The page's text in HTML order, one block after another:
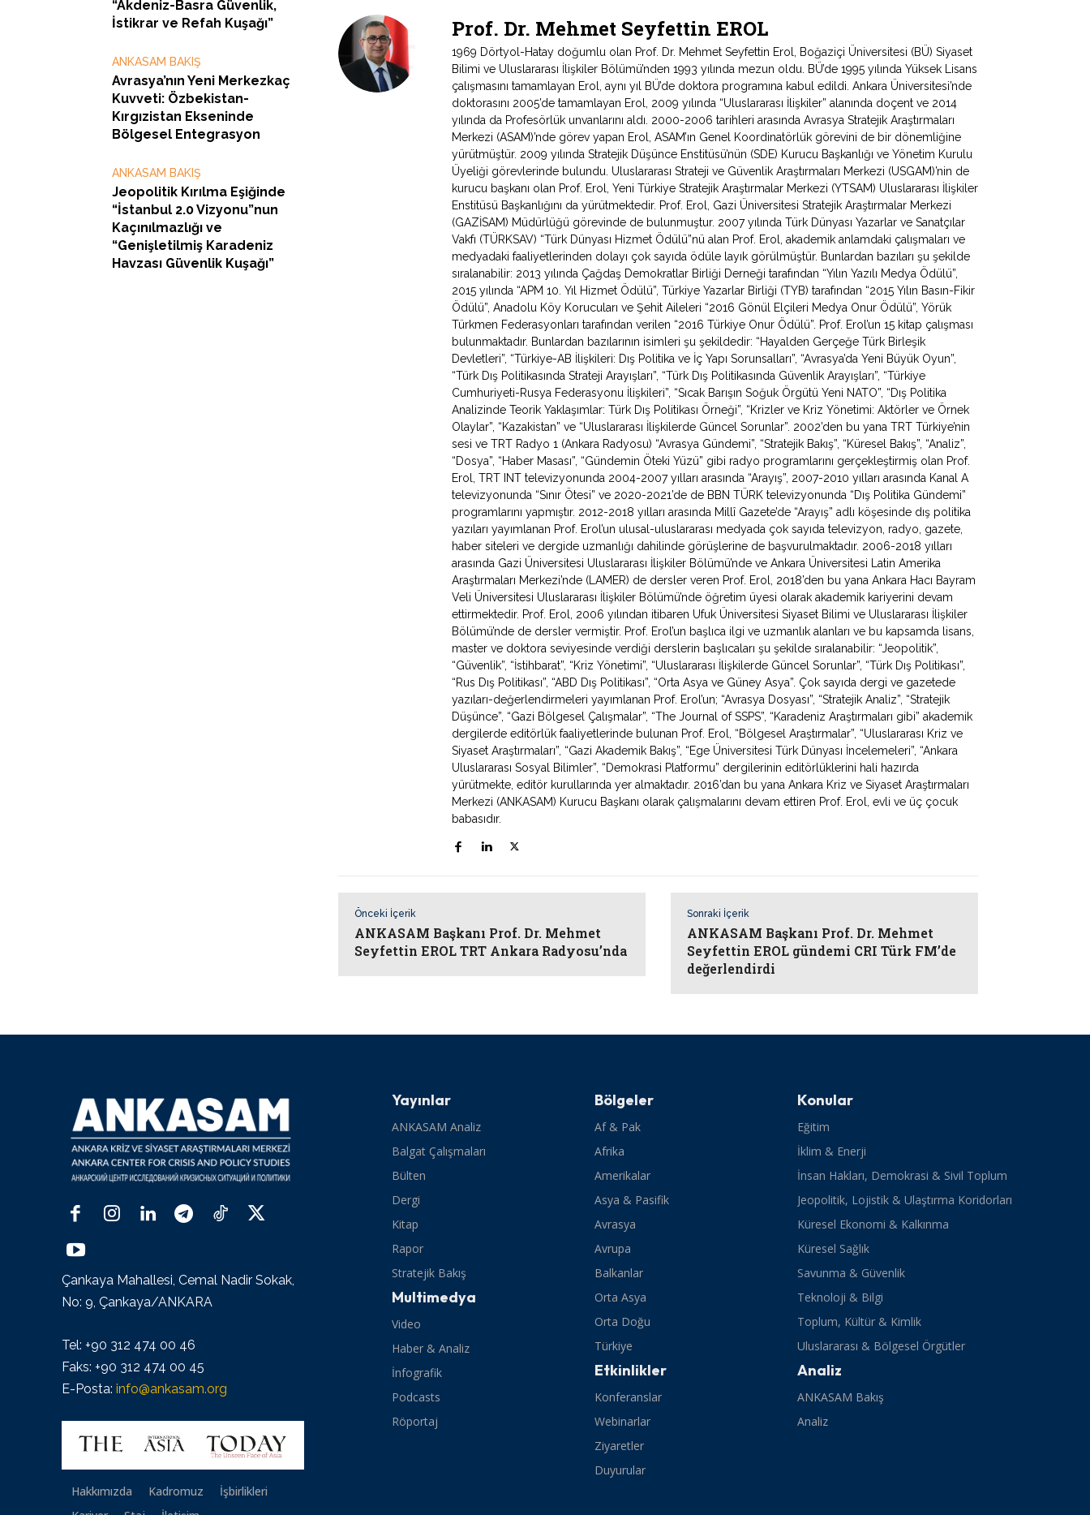
“Akdeniz-Basra Güvenlik,
İstikrar ve Refah Kuşağı”
ANKASAM BAKIŞ
Avrasya’nın Yeni Merkezkaç
Kuvveti: Özbekistan-
Kırgızistan Ekseninde
Bölgesel Entegrasyon
ANKASAM BAKIŞ
Jeopolitik Kırılma Eşiğinde
“İstanbul 2.0 Vizyonu”nun
Kaçınılmazlığı ve
“Genişletilmiş Karadeniz
Havzası Güvenlik Kuşağı”
Prof. Dr. Mehmet Seyfettin EROL
1969 Dörtyol-Hatay doğumlu olan Prof. Dr. Mehmet Seyfettin Erol, Boğaziçi Üniversitesi (BÜ) Siyaset
Bilimi ve Uluslararası İlişkiler Bölümü’nden 1993 yılında mezun oldu. BÜ’de 1995 yılında Yüksek Lisans
çalışmasını tamamlayan Erol, aynı yıl BÜ’de doktora programına kabul edildi. Ankara Üniversitesi’nde
doktorasını 2005’de tamamlayan Erol, 2009 yılında “Uluslararası İlişkiler” alanında doçent ve 2014
yılında da Profesörlük unvanlarını aldı. 2000-2006 tarihleri arasında Avrasya Stratejik Araştırmaları
Merkezi (ASAM)’nde görev yapan Erol, ASAM’ın Genel Koordinatörlük görevini de bir dönemliğine
yürütmüştür. 2009 yılında Stratejik Düşünce Enstitüsü’nün (SDE) Kurucu Başkanlığı ve Yönetim Kurulu
Üyeliği görevlerinde bulundu. Uluslararası Strateji ve Güvenlik Araştırmaları Merkezi (USGAM)’nin de
kurucu başkanı olan Prof. Erol, Yeni Türkiye Stratejik Araştırmalar Merkezi (YTSAM) Uluslararası İlişkiler
Enstitüsü Başkanlığını da yürütmektedir. Prof. Erol, Gazi Üniversitesi Stratejik Araştırmalar Merkezi
(GAZİSAM) Müdürlüğü görevinde de bulunmuştur. 2007 yılında Türk Dünyası Yazarlar ve Sanatçılar
Vakfı (TÜRKSAV) “Türk Dünyası Hizmet Ödülü”nü alan Prof. Erol, akademik anlamdaki çalışmaları ve
medyadaki faaliyetlerinden dolayı çok sayıda ödüle layık görülmüştür. Bunlardan bazıları şu şekilde
sıralanabilir: 2013 yılında Çağdaş Demokratlar Birliği Derneği tarafından “Yılın Yazılı Medya Ödülü”,
2015 yılında “APM 10. Yıl Hizmet Ödülü”, Türkiye Yazarlar Birliği (TYB) tarafından “2015 Yılın Basın-Fikir
Ödülü”, Anadolu Köy Korucuları ve Şehit Aileleri “2016 Gönül Elçileri Medya Onur Ödülü”, Yörük
Türkmen Federasyonları tarafından verilen “2016 Türkiye Onur Ödülü”. Prof. Erol’un 15 kitap çalışması
bulunmaktadır. Bunlardan bazılarının isimleri şu şekildedir: “Hayalden Gerçeğe Türk Birleşik
Devletleri”, “Türkiye-AB İlişkileri: Dış Politika ve İç Yapı Sorunsalları”, “Avrasya’da Yeni Büyük Oyun”,
“Türk Dış Politikasında Strateji Arayışları”, “Türk Dış Politikasında Güvenlik Arayışları”, “Türkiye
Cumhuriyeti-Rusya Federasyonu İlişkileri”, “Sıcak Barışın Soğuk Örgütü Yeni NATO”, “Dış Politika
Analizinde Teorik Yaklaşımlar: Türk Dış Politikası Örneği”, “Krizler ve Kriz Yönetimi: Aktörler ve Örnek
Olaylar”, “Kazakistan” ve “Uluslararası İlişkilerde Güncel Sorunlar”. 2002’den bu yana TRT Türkiye’nin
sesi ve TRT Radyo 1 (Ankara Radyosu) “Avrasya Gündemi”, “Stratejik Bakış”, “Küresel Bakış”, “Analiz”,
“Dosya”, “Haber Masası”, “Gündemin Öteki Yüzü” gibi radyo programlarını gerçekleştirmiş olan Prof.
Erol, TRT INT televizyonunda 2004-2007 yılları arasında “Arayış”, 2007-2010 yılları arasında Kanal A
televizyonunda “Sınır Ötesi” ve 2020-2021’de de BBN TÜRK televizyonunda “Dış Politika Gündemi”
programlarını yapmıştır. 2012-2018 yılları arasında Millî Gazete’de “Arayış” adlı köşesinde dış politika
yazıları yayımlanan Prof. Erol’un ulusal-uluslararası medyada çok sayıda televizyon, radyo, gazete,
haber siteleri ve dergide uzmanlığı dahilinde görüşlerine de başvurulmaktadır. 2006-2018 yılları
arasında Gazi Üniversitesi Uluslararası İlişkiler Bölümü’nde ve Ankara Üniversitesi Latin Amerika
Araştırmaları Merkezi’nde (LAMER) de dersler veren Prof. Erol, 2018’den bu yana Ankara Hacı Bayram
Veli Üniversitesi Uluslararası İlişkiler Bölümü’nde öğretim üyesi olarak akademik kariyerini devam
ettirmektedir. Prof. Erol, 2006 yılından itibaren Ufuk Üniversitesi Siyaset Bilimi ve Uluslararası İlişkiler
Bölümü’nde de dersler vermiştir. Prof. Erol’un başlıca ilgi ve uzmanlık alanları ve bu kapsamda lisans,
master ve doktora seviyesinde verdiği derslerin başlıcaları şu şekilde sıralanabilir: “Jeopolitik”,
“Güvenlik”, “İstihbarat”, “Kriz Yönetimi”, “Uluslararası İlişkilerde Güncel Sorunlar”, “Türk Dış Politikası”,
“Rus Dış Politikası”, “ABD Dış Politikası”, “Orta Asya ve Güney Asya”. Çok sayıda dergi ve gazetede
yazıları-değerlendirmeleri yayımlanan Prof. Erol’un; “Avrasya Dosyası”, “Stratejik Analiz”, “Stratejik
Düşünce”, “Gazi Bölgesel Çalışmalar”, “The Journal of SSPS”, “Karadeniz Araştırmaları gibi” akademik
dergilerde editörlük faaliyetlerinde bulunan Prof. Erol, “Bölgesel Araştırmalar”, “Uluslararası Kriz ve
Siyaset Araştırmaları”, “Gazi Akademik Bakış”, “Ege Üniversitesi Türk Dünyası İncelemeleri”, “Ankara
Uluslararası Sosyal Bilimler”, “Demokrasi Platformu” dergilerinin editörlüklerini hali hazırda
yürütmekte, editör kurullarında yer almaktadır. 2016’dan bu yana Ankara Kriz ve Siyaset Araştırmaları
Merkezi (ANKASAM) Kurucu Başkanı olarak çalışmalarını devam ettiren Prof. Erol, evli ve üç çocuk
babasıdır.
Önceki İçerik
ANKASAM Başkanı Prof. Dr. Mehmet
Seyfettin EROL TRT Ankara Radyosu’nda
Sonraki İçerik
ANKASAM Başkanı Prof. Dr. Mehmet
Seyfettin EROL gündemi CRI Türk FM’de
değerlendirdi
Çankaya Mahallesi, Cemal Nadir Sokak,
No: 9, Çankaya/ANKARA
Tel: +90 312 474 00 46
Faks: +90 312 474 00 45
E-Posta: info@ankasam.org
Hakkımızda Kadromuz
İşbirlikleri
Yayınlar
ANKASAM Analiz
Balgat Çalışmaları
Bülten
Dergi
Kitap
Rapor
Stratejik Bakış
Multimedya
Video
Haber & Analiz
İnfografik
Podcasts
Röportaj
Bölgeler
Af & Pak
Afrika
Amerikalar
Asya & Pasifik
Avrasya
Avrupa
Balkanlar
Orta Asya
Orta Doğu
Türkiye
Etkinlikler
Konferanslar
Webinarlar
Ziyaretler
Duyurular
Konular
Eğitim
İklim & Enerji
İnsan Hakları, Demokrasi & Sivil Toplum
Jeopolitik, Lojistik & Ulaştırma Koridorları
Küresel Ekonomi & Kalkınma
Küresel Sağlık
Savunma & Güvenlik
Teknoloji & Bilgi
Toplum, Kültür & Kimlik
Uluslararası & Bölgesel Örgütler
Analiz
ANKASAM Bakış
Analiz